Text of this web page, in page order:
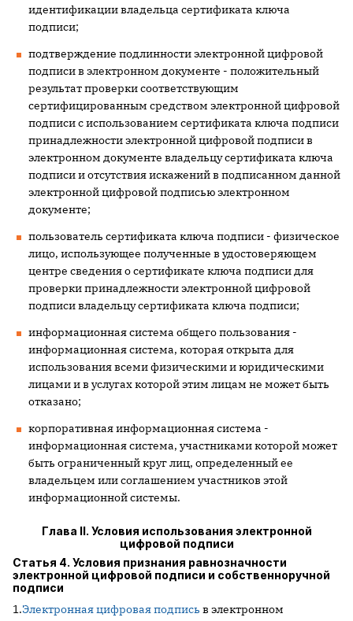
идентификации владельца сертификата ключа
подписи;
подтверждение подлинности электронной цифровой
подписи в электронном документе - положительный
результат проверки соответствующим
сертифицированным средством электронной цифровой
подписи с использованием сертификата ключа подписи
принадлежности электронной цифровой подписи в
электронном документе владельцу сертификата ключа
подписи и отсутствия искажений в подписанном данной
электронной цифровой подписью электронном
документе;
пользователь сертификата ключа подписи - физическое
лицо, использующее полученные в удостоверяющем
центре сведения о сертификате ключа подписи для
проверки принадлежности электронной цифровой
подписи владельцу сертификата ключа подписи;
информационная система общего пользования -
информационная система, которая открыта для
использования всеми физическими и юридическими
лицами и в услугах которой этим лицам не может быть
отказано;
корпоративная информационная система -
информационная система, участниками которой может
быть ограниченный круг лиц, определенный ее
владельцем или соглашением участников этой
информационной системы.
Глава II. Условия использования электронной
цифровой подписи
Статья 4. Условия признания равнозначности
электронной цифровой подписи и собственноручной
подписи
1.Электронная цифровая подпись в электронном